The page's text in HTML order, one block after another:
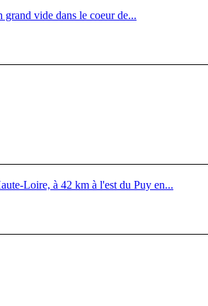
vide dans le coeur de...
Loire, à 42 km à l'est du Puy en...